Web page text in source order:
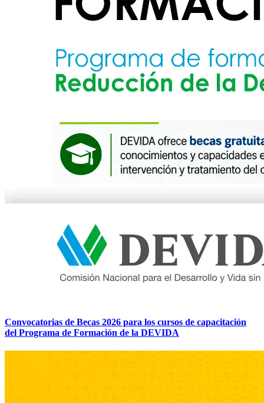
Convocatorias de Becas 2026 para los cursos de capacitación
del Programa de Formación de la DEVIDA